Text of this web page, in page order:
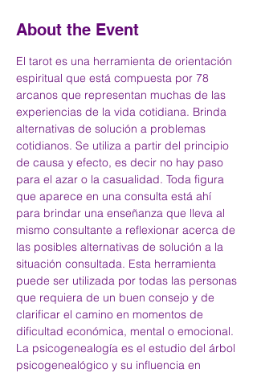
About the Event
El tarot es una herramienta de orientación
espiritual que está compuesta por 78
arcanos que representan muchas de las
experiencias de la vida cotidiana. Brinda
alternativas de solución a problemas
cotidianos. Se utiliza a partir del principio
de causa y efecto, es decir no hay paso
para el azar o la casualidad. Toda figura
que aparece en una consulta está ahí
para brindar una enseñanza que lleva al
mismo consultante a reflexionar acerca de
las posibles alternativas de solución a la
situación consultada. Esta herramienta
puede ser utilizada por todas las personas
que requiera de un buen consejo y de
clarificar el camino en momentos de
dificultad económica, mental o emocional.
La psicogenealogía es el estudio del árbol
psicogenealógico y su influencia en